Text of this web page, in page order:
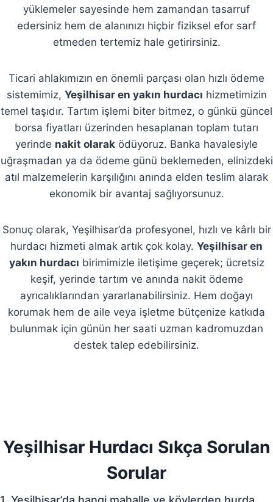
yüklemeler sayesinde hem zamandan tasarruf
edersiniz hem de alanınızı hiçbir fiziksel efor sarf
etmeden tertemiz hale getirirsiniz.
Ticari ahlakımızın en önemli parçası olan hızlı ödeme
sistemimiz, Yeşilhisar en yakın hurdacı hizmetimizin
temel taşıdır. Tartım işlemi biter bitmez, o günkü güncel
borsa fiyatları üzerinden hesaplanan toplam tutarı
yerinde nakit olarak ödüyoruz. Banka havalesiyle
uğraşmadan ya da ödeme günü beklemeden, elinizdeki
atıl malzemelerin karşılığını anında elden teslim alarak
ekonomik bir avantaj sağlıyorsunuz.
Sonuç olarak, Yeşilhisar’da profesyonel, hızlı ve kârlı bir
hurdacı hizmeti almak artık çok kolay. Yeşilhisar en
yakın hurdacı birimimizle iletişime geçerek; ücretsiz
keşif, yerinde tartım ve anında nakit ödeme
ayrıcalıklarından yararlanabilirsiniz. Hem doğayı
korumak hem de aile veya işletme bütçenize katkıda
bulunmak için günün her saati uzman kadromuzdan
destek talep edebilirsiniz.
Yeşilhisar Hurdacı Sıkça Sorulan
Sorular